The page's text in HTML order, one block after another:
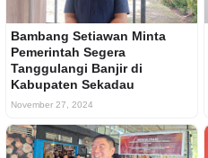
Bambang Setiawan Minta
Pemerintah Segera
Tanggulangi Banjir di
Kabupaten Sekadau
November 27, 2024